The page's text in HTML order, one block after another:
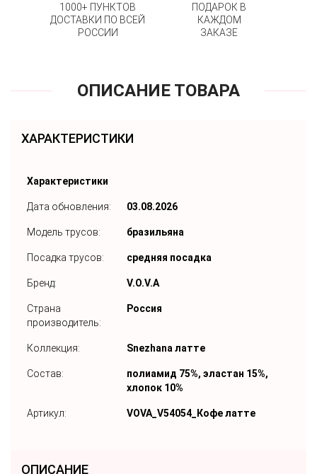
1000+ ПУНКТОВ
ДОСТАВКИ ПО ВСЕЙ
РОССИИ
ПОДАРОК В
КАЖДОМ
ЗАКАЗЕ
ОПИСАНИЕ ТОВАРА
ХАРАКТЕРИСТИКИ
Характеристики
Дата обновления: 03.08.2026
Модель трусов: бразильяна
Посадка трусов: средняя посадка
Бренд: V.O.V.A
Страна
производитель:
Россия
Коллекция: Snezhana латте
Состав:
полиамид 75%, эластан 15%,
хлопок 10%
Артикул: VOVA_V54054_Кофе латте
ОПИСАНИЕ